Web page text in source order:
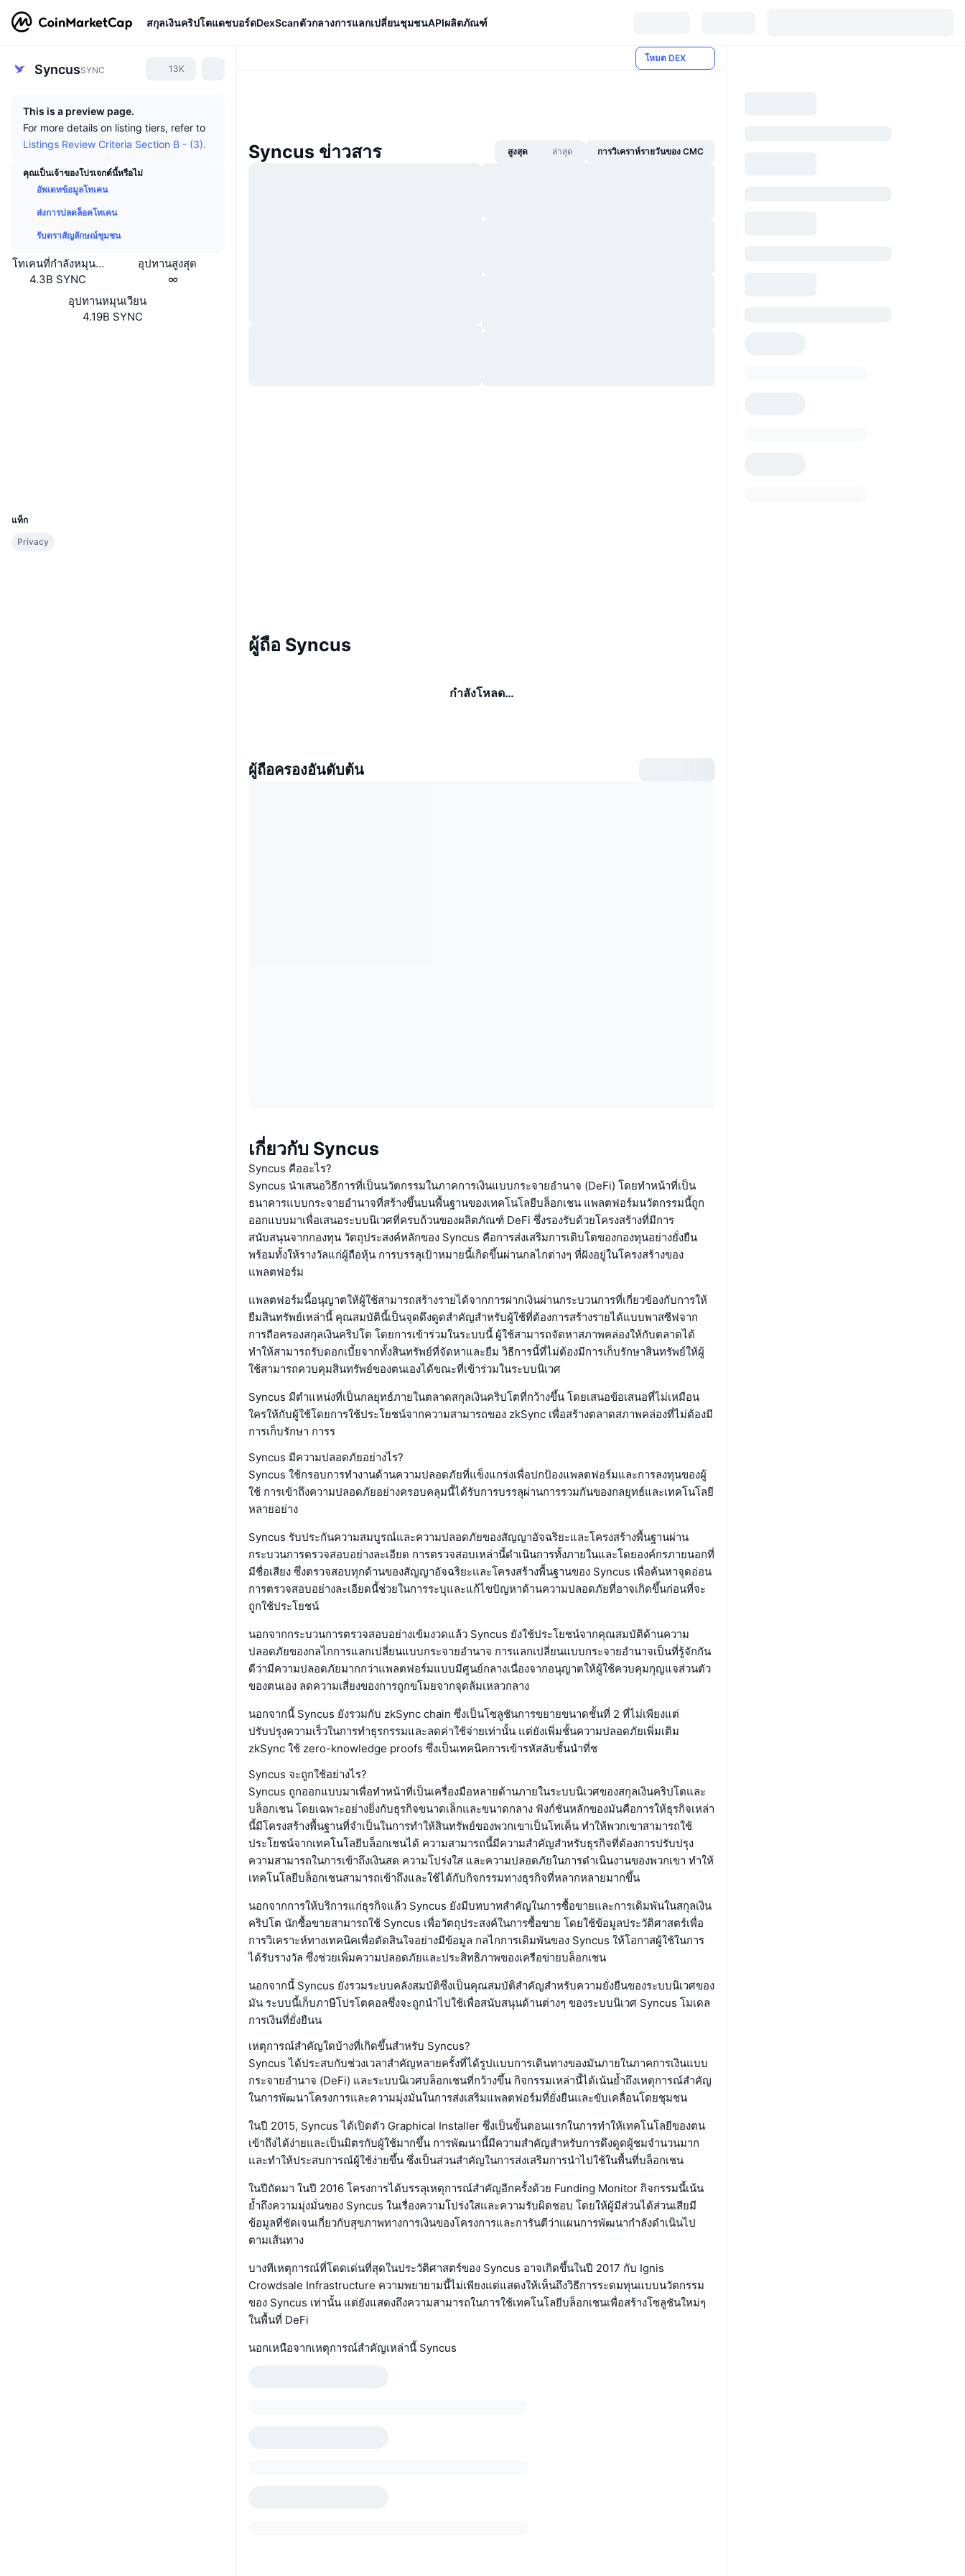
สกุลเงินคริปโตแดชบอร์ดDexScanตัวกลางการแลกเปลี่ยนชุมชนAPIผลิตภัณฑ์
SyncusSYNC 13K
This is a preview page.
For more details on listing tiers, refer to
Listings Review Criteria Section B - (3).
คุณเป็นเจ้าของโปรเจกต์นี้หรือไม่
อัพเดทข้อมูลโทเคน
ส่งการปลดล็อคโทเคน
รับตราสัญลักษณ์ชุมชน
โทเคนที่กำลังหมุนเวียนหรือถูกล็อค
4.3B SYNC
อุปทานสูงสุด
∞
อุปทานหมุนเวียน
4.19B SYNC
แท็ก
Privacy
โหมด DEX
Syncus ข่าวสาร สูงสุด ล่าสุด การวิเคราห์รายวันของ CMC
ผู้ถือ Syncus
กำลังโหลด…
ผู้ถือครองอันดับต้น
เกี่ยวกับ Syncus
Syncus คืออะไร?
Syncus นำเสนอวิธีการที่เป็นนวัตกรรมในภาคการเงินแบบกระจายอำนาจ (DeFi) โดยทำหน้าที่เป็น
ธนาคารแบบกระจายอำนาจที่สร้างขึ้นบนพื้นฐานของเทคโนโลยีบล็อกเชน แพลตฟอร์มนวัตกรรมนี้ถูก
ออกแบบมาเพื่อเสนอระบบนิเวศที่ครบถ้วนของผลิตภัณฑ์ DeFi ซึ่งรองรับด้วยโครงสร้างที่มีการ
สนับสนุนจากกองทุน วัตถุประสงค์หลักของ Syncus คือการส่งเสริมการเติบโตของกองทุนอย่างยั่งยืน
พร้อมทั้งให้รางวัลแก่ผู้ถือหุ้น การบรรลุเป้าหมายนี้เกิดขึ้นผ่านกลไกต่างๆ ที่ฝังอยู่ในโครงสร้างของ
แพลตฟอร์ม
แพลตฟอร์มนี้อนุญาตให้ผู้ใช้สามารถสร้างรายได้จากการฝากเงินผ่านกระบวนการที่เกี่ยวข้องกับการให้
ยืมสินทรัพย์เหล่านี้ คุณสมบัตินี้เป็นจุดดึงดูดสำคัญสำหรับผู้ใช้ที่ต้องการสร้างรายได้แบบพาสซีฟจาก
การถือครองสกุลเงินคริปโต โดยการเข้าร่วมในระบบนี้ ผู้ใช้สามารถจัดหาสภาพคล่องให้กับตลาดได้
ทำให้สามารถรับดอกเบี้ยจากทั้งสินทรัพย์ที่จัดหาและยืม วิธีการนี้ที่ไม่ต้องมีการเก็บรักษาสินทรัพย์ให้ผู้
ใช้สามารถควบคุมสินทรัพย์ของตนเองได้ขณะที่เข้าร่วมในระบบนิเวศ
Syncus มีตำแหน่งที่เป็นกลยุทธ์ภายในตลาดสกุลเงินคริปโตที่กว้างขึ้น โดยเสนอข้อเสนอที่ไม่เหมือน
ใครให้กับผู้ใช้โดยการใช้ประโยชน์จากความสามารถของ zkSync เพื่อสร้างตลาดสภาพคล่องที่ไม่ต้องมี
การเก็บรักษา การร
Syncus มีความปลอดภัยอย่างไร?
Syncus ใช้กรอบการทำงานด้านความปลอดภัยที่แข็งแกร่งเพื่อปกป้องแพลตฟอร์มและการลงทุนของผู้
ใช้ การเข้าถึงความปลอดภัยอย่างครอบคลุมนี้ได้รับการบรรลุผ่านการรวมกันของกลยุทธ์และเทคโนโลยี
หลายอย่าง
Syncus รับประกันความสมบูรณ์และความปลอดภัยของสัญญาอัจฉริยะและโครงสร้างพื้นฐานผ่าน
กระบวนการตรวจสอบอย่างละเอียด การตรวจสอบเหล่านี้ดำเนินการทั้งภายในและโดยองค์กรภายนอกที่
มีชื่อเสียง ซึ่งตรวจสอบทุกด้านของสัญญาอัจฉริยะและโครงสร้างพื้นฐานของ Syncus เพื่อค้นหาจุดอ่อน
การตรวจสอบอย่างละเอียดนี้ช่วยในการระบุและแก้ไขปัญหาด้านความปลอดภัยที่อาจเกิดขึ้นก่อนที่จะ
ถูกใช้ประโยชน์
นอกจากกระบวนการตรวจสอบอย่างเข้มงวดแล้ว Syncus ยังใช้ประโยชน์จากคุณสมบัติด้านความ
ปลอดภัยของกลไกการแลกเปลี่ยนแบบกระจายอำนาจ การแลกเปลี่ยนแบบกระจายอำนาจเป็นที่รู้จักกัน
ดีว่ามีความปลอดภัยมากกว่าแพลตฟอร์มแบบมีศูนย์กลางเนื่องจากอนุญาตให้ผู้ใช้ควบคุมกุญแจส่วนตัว
ของตนเอง ลดความเสี่ยงของการถูกขโมยจากจุดล้มเหลวกลาง
นอกจากนี้ Syncus ยังรวมกับ zkSync chain ซึ่งเป็นโซลูชันการขยายขนาดชั้นที่ 2 ที่ไม่เพียงแต่
ปรับปรุงความเร็วในการทำธุรกรรมและลดค่าใช้จ่ายเท่านั้น แต่ยังเพิ่มชั้นความปลอดภัยเพิ่มเติม
zkSync ใช้ zero-knowledge proofs ซึ่งเป็นเทคนิคการเข้ารหัสลับชั้นนำที่ช
Syncus จะถูกใช้อย่างไร?
Syncus ถูกออกแบบมาเพื่อทำหน้าที่เป็นเครื่องมือหลายด้านภายในระบบนิเวศของสกุลเงินคริปโตและ
บล็อกเชน โดยเฉพาะอย่างยิ่งกับธุรกิจขนาดเล็กและขนาดกลาง ฟังก์ชันหลักของมันคือการให้ธุรกิจเหล่า
นี้มีโครงสร้างพื้นฐานที่จำเป็นในการทำให้สินทรัพย์ของพวกเขาเป็นโทเค็น ทำให้พวกเขาสามารถใช้
ประโยชน์จากเทคโนโลยีบล็อกเชนได้ ความสามารถนี้มีความสำคัญสำหรับธุรกิจที่ต้องการปรับปรุง
ความสามารถในการเข้าถึงเงินสด ความโปร่งใส และความปลอดภัยในการดำเนินงานของพวกเขา ทำให้
เทคโนโลยีบล็อกเชนสามารถเข้าถึงและใช้ได้กับกิจกรรมทางธุรกิจที่หลากหลายมากขึ้น
นอกจากการให้บริการแก่ธุรกิจแล้ว Syncus ยังมีบทบาทสำคัญในการซื้อขายและการเดิมพันในสกุลเงิน
คริปโต นักซื้อขายสามารถใช้ Syncus เพื่อวัตถุประสงค์ในการซื้อขาย โดยใช้ข้อมูลประวัติศาสตร์เพื่อ
การวิเคราะห์ทางเทคนิคเพื่อตัดสินใจอย่างมีข้อมูล กลไกการเดิมพันของ Syncus ให้โอกาสผู้ใช้ในการ
ได้รับรางวัล ซึ่งช่วยเพิ่มความปลอดภัยและประสิทธิภาพของเครือข่ายบล็อกเชน
นอกจากนี้ Syncus ยังรวมระบบคลังสมบัติซึ่งเป็นคุณสมบัติสำคัญสำหรับความยั่งยืนของระบบนิเวศของ
มัน ระบบนี้เก็บภาษีโปรโตคอลซึ่งจะถูกนำไปใช้เพื่อสนับสนุนด้านต่างๆ ของระบบนิเวศ Syncus โมเดล
การเงินที่ยั่งยืนน
เหตุการณ์สำคัญใดบ้างที่เกิดขึ้นสำหรับ Syncus?
Syncus ได้ประสบกับช่วงเวลาสำคัญหลายครั้งที่ได้รูปแบบการเดินทางของมันภายในภาคการเงินแบบ
กระจายอำนาจ (DeFi) และระบบนิเวศบล็อกเชนที่กว้างขึ้น กิจกรรมเหล่านี้ได้เน้นย้ำถึงเหตุการณ์สำคัญ
ในการพัฒนาโครงการและความมุ่งมั่นในการส่งเสริมแพลตฟอร์มที่ยั่งยืนและขับเคลื่อนโดยชุมชน
ในปี 2015, Syncus ได้เปิดตัว Graphical Installer ซึ่งเป็นขั้นตอนแรกในการทำให้เทคโนโลยีของตน
เข้าถึงได้ง่ายและเป็นมิตรกับผู้ใช้มากขึ้น การพัฒนานี้มีความสำคัญสำหรับการดึงดูดผู้ชมจำนวนมาก
และทำให้ประสบการณ์ผู้ใช้ง่ายขึ้น ซึ่งเป็นส่วนสำคัญในการส่งเสริมการนำไปใช้ในพื้นที่บล็อกเชน
ในปีถัดมา ในปี 2016 โครงการได้บรรลุเหตุการณ์สำคัญอีกครั้งด้วย Funding Monitor กิจกรรมนี้เน้น
ย้ำถึงความมุ่งมั่นของ Syncus ในเรื่องความโปร่งใสและความรับผิดชอบ โดยให้ผู้มีส่วนได้ส่วนเสียมี
ข้อมูลที่ชัดเจนเกี่ยวกับสุขภาพทางการเงินของโครงการและการันตีว่าแผนการพัฒนากำลังดำเนินไป
ตามเส้นทาง
บางทีเหตุการณ์ที่โดดเด่นที่สุดในประวัติศาสตร์ของ Syncus อาจเกิดขึ้นในปี 2017 กับ Ignis
Crowdsale Infrastructure ความพยายามนี้ไม่เพียงแต่แสดงให้เห็นถึงวิธีการระดมทุนแบบนวัตกรรม
ของ Syncus เท่านั้น แต่ยังแสดงถึงความสามารถในการใช้เทคโนโลยีบล็อกเชนเพื่อสร้างโซลูชันใหม่ๆ
ในพื้นที่ DeFi
นอกเหนือจากเหตุการณ์สำคัญเหล่านี้ Syncus